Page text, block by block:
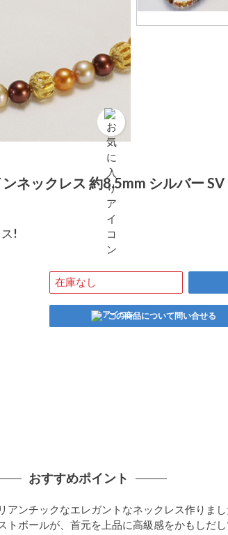
ネックレス 約8.5mm シルバー
!
在庫なし
この商品について問い合せる
おすすめポイント
アンチックなエレガントなネックレス作りま
ボールが、首元を上品に高級感をかもしだし